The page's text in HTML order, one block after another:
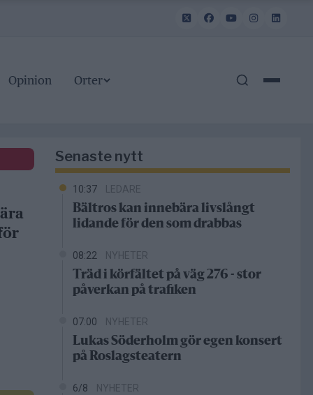
Opinion Orter
Senaste nytt
10:37 LEDARE
Bältros kan innebära livslångt
lidande för den som drabbas
08:22 NYHETER
Träd i körfältet på väg 276 - stor
påverkan på trafiken
07:00 NYHETER
Lukas Söderholm gör egen konsert
på Roslagsteatern
6/8 NYHETER